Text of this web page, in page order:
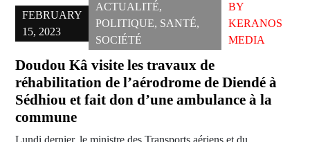
FEBRUARY
15, 2023
ACTUALITÉ,
POLITIQUE, SANTÉ,
SOCIÉTÉ
BY
KERANOS
MEDIA
Doudou Kâ visite les travaux de
réhabilitation de l’aérodrome de Diendé à
Sédhiou et fait don d’une ambulance à la
commune